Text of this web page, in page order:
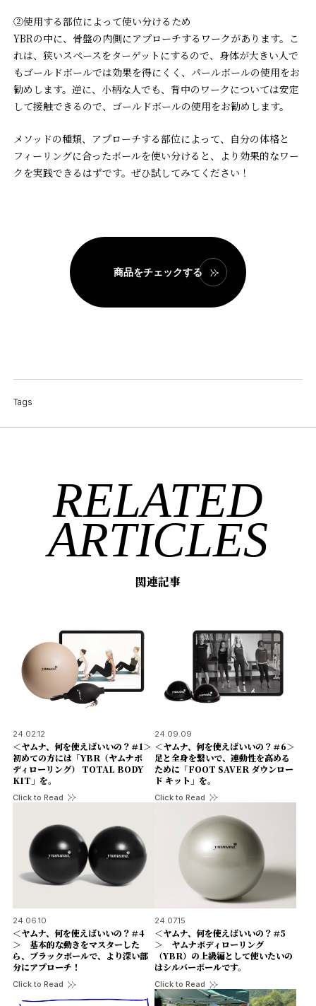
②使用する部位によって使い分けるため
YBRの中に、骨盤の内側にアプローチするワークがあります。こ
れは、狭いスペースをターゲットにするので、身体が大きい人で
もゴールドボールでは効果を得にくく、パールボールの使用をお
勧めします。逆に、小柄な人でも、背中のワークについては安定
して接触できるので、ゴールドボールの使用をお勧めします。
メソッドの種類、アプローチする部位によって、自分の体格と
フィーリングに合ったボールを使い分けると、より効果的なワー
クを実践できるはずです。ぜひ試してみてください！
商品をチェックする
Tags
RELATED
ARTICLES
関連記事
24.02.12
＜ヤムナ、何を使えばいいの？＃1＞
初めての方には「YBR（ヤムナボ
ディローリング） TOTAL BODY
KIT」を。
Click to Read
24.09.09
＜ヤムナ、何を使えばいいの？＃6＞
足と全身を繋いで、連動性を高める
ために「FOOT SAVER ダウンロー
ド キット」を。
Click to Read
24.06.10
＜ヤムナ、何を使えばいいの？＃4
＞ 基本的な動きをマスターした
ら、ブラックボールで、より深い部
分にアプローチ！
Click to Read
24.07.15
＜ヤムナ、何を使えばいいの？＃5
＞ ヤムナボディローリング
（YBR）の上級編として使いたいの
はシルバーボールです。
Click to Read